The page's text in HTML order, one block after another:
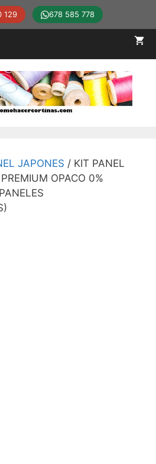
129 678 585 778
JAPONES / KIT PANEL
OPACO 0%